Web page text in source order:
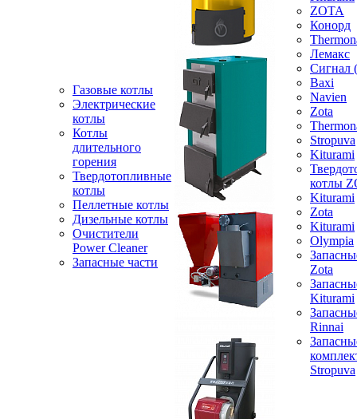
Газовые котлы
Электрические
котлы
Котлы
длительного
горения
Твердотопливные
котлы
Пеллетные котлы
Дизельные котлы
Очистители
Power Cleaner
Запасные части
ZOTA
Конорд
Лемакс
Baxi
Navien
Zota
Stropuva
Kiturami
котлы
Kiturami
Zota
Kiturami
Olympia
Zota
Kiturami
Rinnai
Stropuva